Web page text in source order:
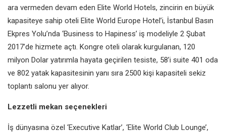
ara vermeden devam eden Elite World Hotels, zincirin en büyük
kapasiteye sahip oteli Elite World Europe Hotel’i, İstanbul Basın
Ekpres Yolu’nda ‘Business to Hapiness’ iş modeliyle 2 Şubat
2017’de hizmete açtı. Kongre oteli olarak kurgulanan, 120
milyon Dolar yatırımla hayata geçirilen tesiste, 58’i suite 401 oda
ve 802 yatak kapasitesinin yanı sıra 2500 kişi kapasiteli sekiz
toplantı salonu yer alıyor.
Lezzetli mekan seçenekleri
İş dünyasına özel ‘Executive Katlar’, ‘Elite World Club Lounge’,